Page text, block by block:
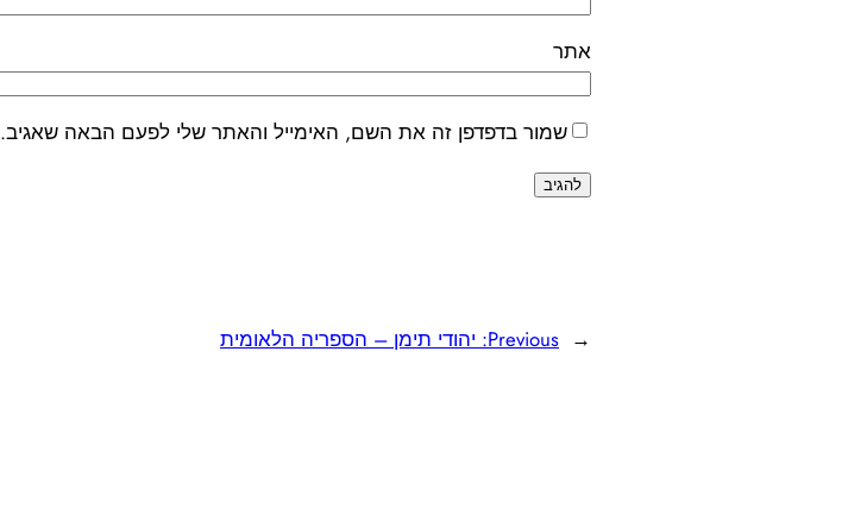
אתר
שמור בדפדפן זה את השם, האימייל והאתר שלי לפעם הבאה שאגיב.
←
Previous: יהודי תימן – הספריה הלאומית